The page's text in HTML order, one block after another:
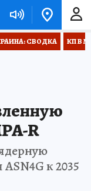
СВОДКА КП В
R
к 2035